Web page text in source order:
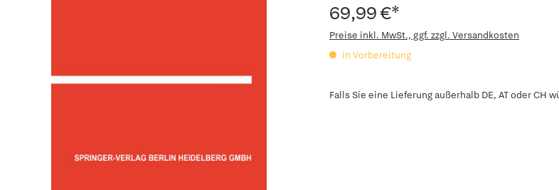
69,99 €*
Preise inkl. MwSt., ggf. zzgl. Versandkosten
in Vorbereitung
Falls Sie eine Lieferung außerhalb DE, AT oder CH